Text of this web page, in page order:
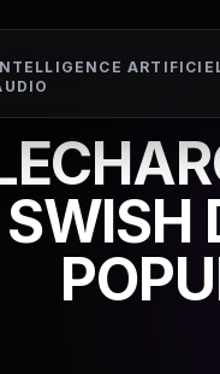
SWISH